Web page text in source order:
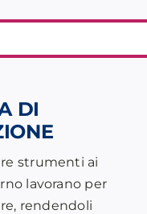
DI
strumenti ai
lavorano per
rendendoli